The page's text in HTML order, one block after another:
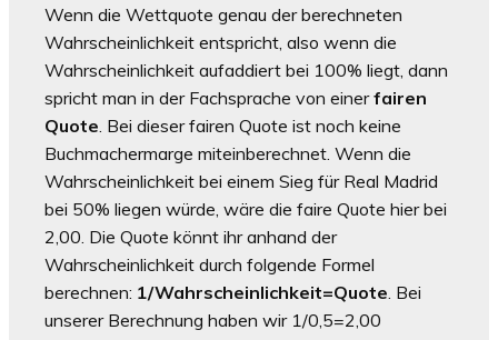
Wenn die Wettquote genau der berechneten
Wahrscheinlichkeit entspricht, also wenn die
Wahrscheinlichkeit aufaddiert bei 100% liegt, dann
spricht man in der Fachsprache von einerfairen
Quote. Bei dieser fairen Quote ist noch keine
Buchmachermarge miteinberechnet. Wenn die
Wahrscheinlichkeit bei einem Sieg für Real Madrid
bei 50% liegen würde, wäre die faire Quote hier bei
2,00. Die Quote könnt ihr anhand der
Wahrscheinlichkeit durch folgende Formel
berechnen: 1/Wahrscheinlichkeit=Quote. Bei
unserer Berechnung haben wir 1/0,5=2,00